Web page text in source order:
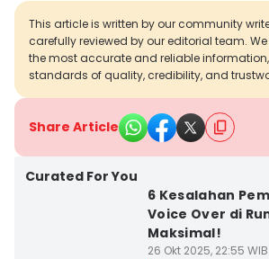
This article is written by our community
carefully reviewed by our editorial team.
the most accurate and reliable
standards of quality, credibility, and
Share Article
Curated For You
6 Kesalahan
Voice Over di
Maksimal!
26 Okt 2025, 22:55 WIB